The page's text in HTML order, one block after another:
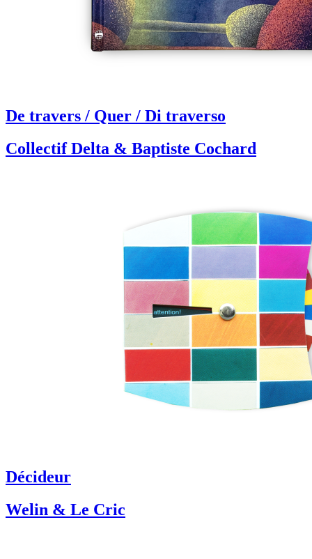
De travers / Quer / Di traverso
Collectif Delta & Baptiste Cochard
Décideur
Welin & Le Cric